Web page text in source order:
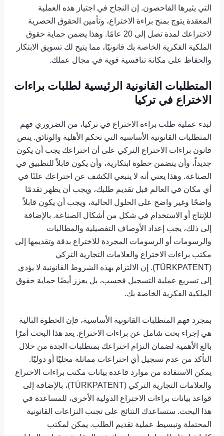
التي يثيرها الفاحصون. إن النجاح في اجتياز هذه العملية
المعقدة يتوج بمنح براءة الاختراع، وتأمين الحقوق الحصرية
لاختراعك ​​لمدة تصل إلى 20 عامًا. وهذا يضمن حماية حقوق
الملكية الفكرية الخاصة بك قانونيًا، مما يتيح لك تسويق الابتكار
والحفاظ على مكانة تنافسية قوية في مجال عملك.
المتطلبات القانونية الرئيسية لطلبات براءات
الاختراع في تركيا
لبدء عملية طلب براءة الاختراع في تركيا، من الضروري فهم
المتطلبات القانونية الأساسية التي تحكم الأهلية والوثائق. ينص
قانون براءات الاختراع التركي على أن اختراعك ​​يجب أن يكون
جديداً، وأن يتضمن خطوة ابتكارية، وأن يكون قابلاً للتطبيق في
الصناعة. وهذا يعني أنه لا ينبغي الكشف عن اختراعك ​​علنًا في
أي مكان في العالم قبل تقديم طلبك، ويجب أن يظهر تقدمًا
واضحًا وغير واضح على الحلول الحالية، ويجب أن يكون قابلاً
للإنتاج أو الاستخدام في شكل من أشكال الصناعة. بالإضافة
إلى ذلك، يجب إعداد الأوصاف التفصيلية والمطالبات
والرسومات أو الرسومات المجردة للاختراع بدقة وتقديمها إلى
مكتب براءات الاختراع والعلامات التجارية التركي
(TÜRKPATENT). إن الالتزام بهذه الشروط القانونية لا يؤدي
إلى تسريع عملية التسجيل فحسب، بل يعزز أيضًا حماية حقوق
الملكية الفكرية الخاصة بك.
بمجرد فهم المتطلبات القانونية الأساسية، فإن الخطوة التالية
هي إجراء بحث شامل عن براءات الاختراع. يعد هذا البحث أمرًا
بالغ الأهمية لضمان التزام اختراعك ​​بمتطلبات الجدة من خلال
التأكد من عدم تسجيل أي اختراعات مماثلة محليًا أو دوليًا.
يمكن الاستفادة من موارد قاعدة بيانات مكتب براءات الاختراع
والعلامات التجارية التركي (TÜRKPATENT)، بالإضافة إلى
قواعد بيانات براءات الاختراع الدولية الأخرى، للمساعدة في
هذا البحث. ستساعدك النتائج على تجنب النزاعات القانونية
المحتملة وتبسيط عملية تقديم الطلب. يمكن لمكتب